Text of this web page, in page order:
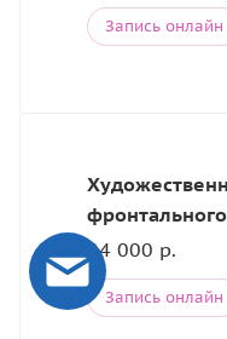
Запись онлайн
24 000 р.
Запись онлайн